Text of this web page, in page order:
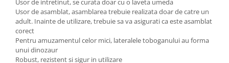
Usor de intretinut, se curata doar cu o laveta umeda
Usor de asamblat, asamblarea trebuie realizata doar de catre un
adult. Inainte de utilizare, trebuie sa va asigurati ca este asamblat
corect
Pentru amuzamentul celor mici, lateralele toboganului au forma
unui dinozaur
Robust, rezistent si sigur in utilizare